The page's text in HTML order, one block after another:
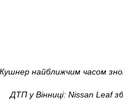
найближчим часом
ДТП у Вінниці: Nissan Leaf